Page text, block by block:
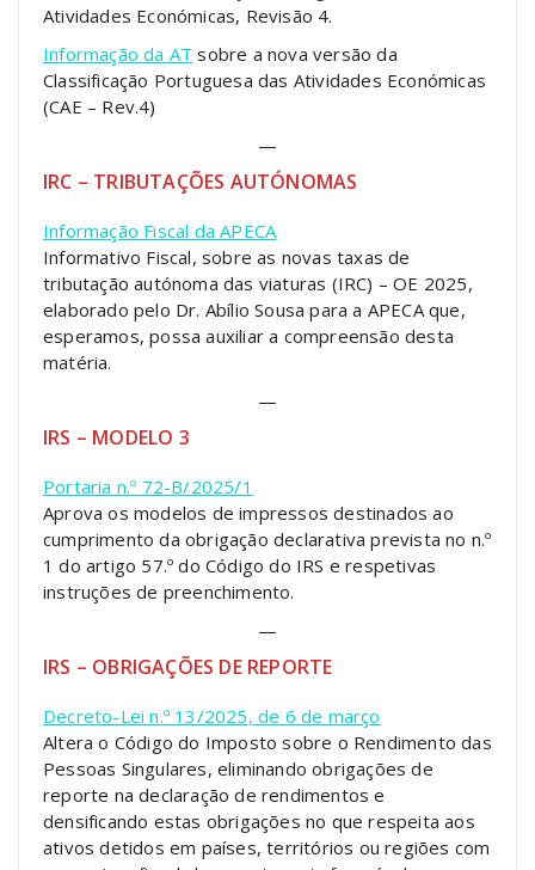
Atividades Económicas, Revisão 4.
Informação da AT sobre a nova versão da
Classificação Portuguesa das Atividades Económicas
(CAE – Rev.4)
—
IRC – TRIBUTAÇÕES AUTÓNOMAS
Informação Fiscal da APECA
Informativo Fiscal, sobre as novas taxas de
tributação autónoma das viaturas (IRC) – OE 2025,
elaborado pelo Dr. Abílio Sousa para a APECA que,
esperamos, possa auxiliar a compreensão desta
matéria.
—
IRS – MODELO 3
Portaria n.º 72-B/2025/1
Aprova os modelos de impressos destinados ao
cumprimento da obrigação declarativa prevista no n.º
1 do artigo 57.º do Código do IRS e respetivas
instruções de preenchimento.
—
IRS – OBRIGAÇÕES DE REPORTE
Decreto-Lei n.º 13/2025, de 6 de março
Altera o Código do Imposto sobre o Rendimento das
Pessoas Singulares, eliminando obrigações de
reporte na declaração de rendimentos e
densificando estas obrigações no que respeita aos
ativos detidos em países, territórios ou regiões com